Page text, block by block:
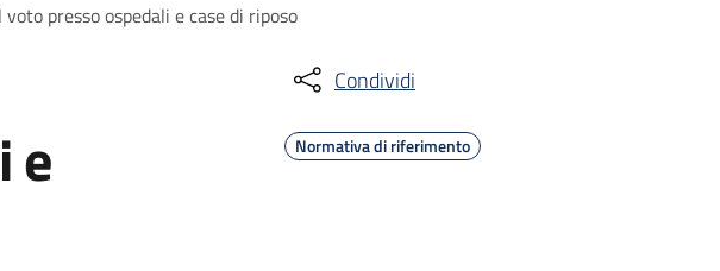
presso ospedali e case di riposo
e
Condividi
Normativa di riferimento